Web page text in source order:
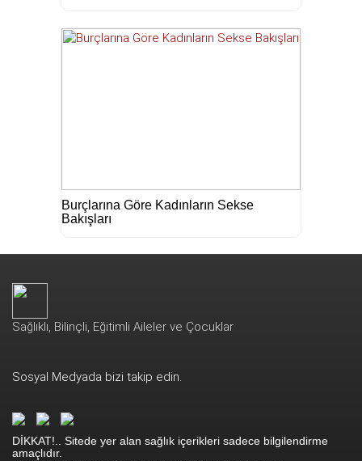
Burçlarına Göre Kadınların Sekse
Bakışları
Sağlıklı, Bilinçli, Eğitimli Aileler ve Çocuklar
Sosyal Medyada bizi takip edin.
DİKKAT!.. Sitede yer alan sağlık içerikleri sadece bilgilendirme
amaçlıdır.